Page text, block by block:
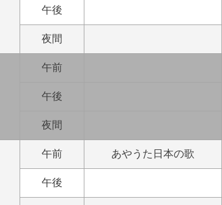
午後
夜間
午前
午後
夜間
午前 あやうた日本の歌
午後